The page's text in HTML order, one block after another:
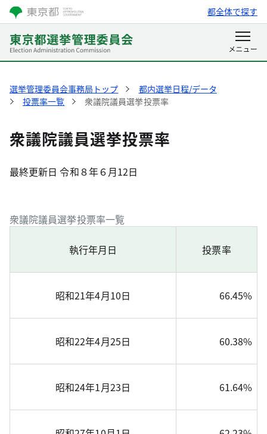
都全体で探す
選挙管理委員会事務局トップ
都内選挙日程/データ
投票率一覧
衆議院議員選挙投票率
衆議院議員選挙投票率
最終更新日 令和８年６月12日
衆議院議員選挙投票率一覧
執行年月日 投票率
昭和21年4月10日 66.45%
昭和22年4月25日 60.38%
昭和24年1月23日 61.64%